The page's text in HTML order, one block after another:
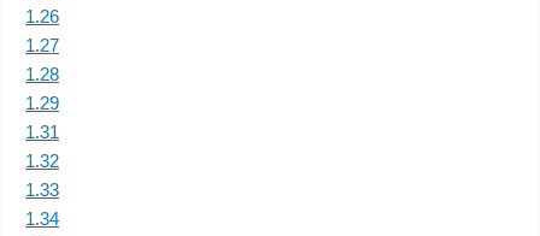
1.26
1.27
1.28
1.29
1.31
1.32
1.33
1.34